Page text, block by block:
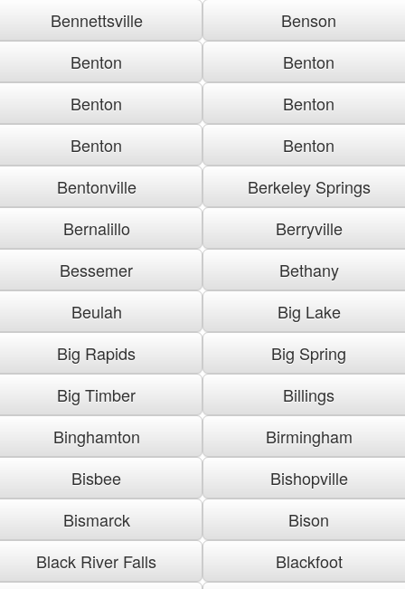
Bennettsville
Benson
Benton
Benton
Benton
Benton
Benton
Benton
Bentonville
Berkeley Springs
Bernalillo
Berryville
Bessemer
Bethany
Beulah
Big Lake
Big Rapids
Big Spring
Big Timber
Billings
Binghamton
Birmingham
Bisbee
Bishopville
Bismarck
Bison
Black River Falls
Blackfoot